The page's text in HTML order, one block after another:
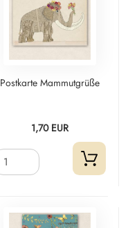
Postkarte Mammutgrüße
1,70 EUR